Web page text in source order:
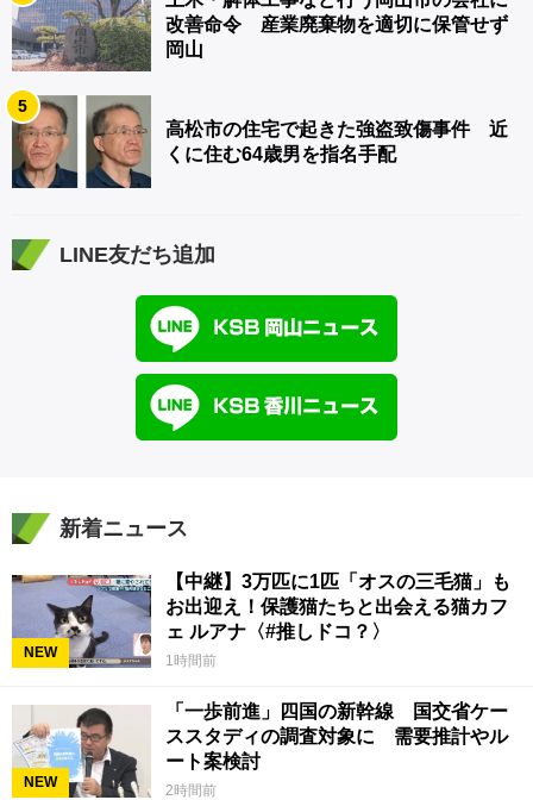
改善命令 産業廃棄物を適切に保管せず
岡山
5
高松市の住宅で起きた強盗致傷事件 近
くに住む64歳男を指名手配
LINE友だち追加
新着ニュース
NEW
【中継】3万匹に1匹「オスの三毛猫」も
お出迎え！保護猫たちと出会える猫カフ
ェ ルアナ〈#推しドコ？〉
1時間前
NEW
「一歩前進」四国の新幹線 国交省ケー
ススタディの調査対象に 需要推計やル
ート案検討
2時間前